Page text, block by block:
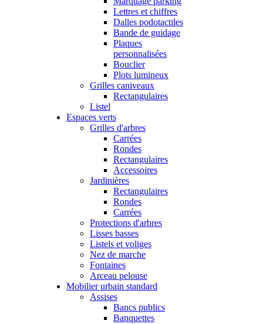
Lettres et chiffres
Dalles podotactiles
Bande de guidage
Plaques
personnalisées
Bouclier
Plots lumineux
Grilles caniveaux
Rectangulaires
Listel
Espaces verts
Grilles d'arbres
Carrées
Rondes
Rectangulaires
Accessoires
Jardinières
Rectangulaires
Rondes
Carrées
Protections d'arbres
Lisses basses
Listels et voliges
Nez de marche
Fontaines
Arceau pelouse
Mobilier urbain standard
Assises
Bancs publics
Banquettes